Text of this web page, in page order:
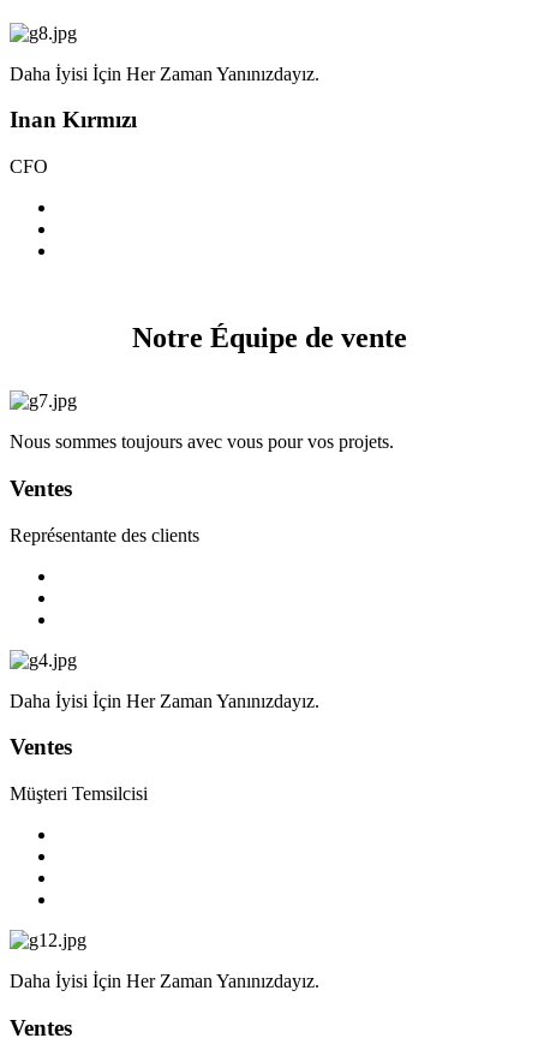
Daha İyisi İçin Her Zaman Yanınızdayız.
Inan Kırmızı
CFO
Notre Équipe de vente
Nous sommes toujours avec vous pour vos projets.
Ventes
Représentante des clients
Daha İyisi İçin Her Zaman Yanınızdayız.
Ventes
Müşteri Temsilcisi
Daha İyisi İçin Her Zaman Yanınızdayız.
Ventes